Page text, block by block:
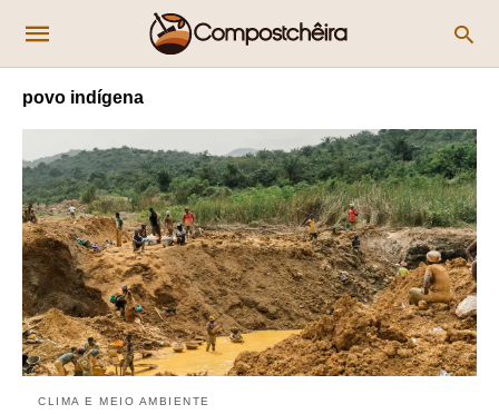
povo indígena
CLIMA E MEIO AMBIENTE